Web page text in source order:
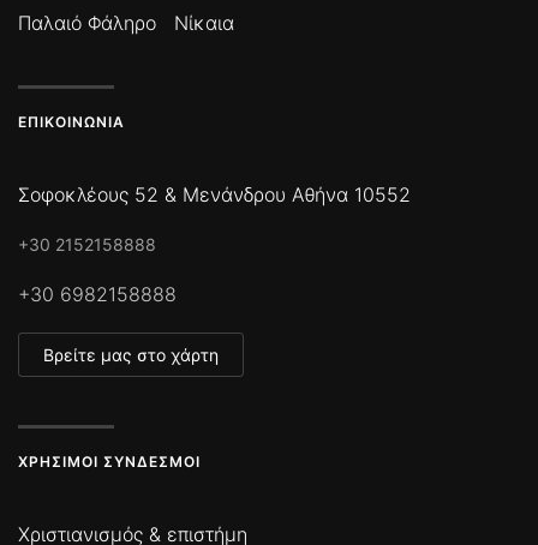
Παλαιό Φάληρο
Νίκαια
ΕΠΙΚΟΙΝΩΝΊΑ
Σοφοκλέους 52 & Μενάνδρου Αθήνα 10552
+30 2152158888
+30 6982158888
Βρείτε μας στο χάρτη
ΧΡΉΣΙΜΟΙ ΣΎΝΔΕΣΜΟΙ
Χριστιανισμός & επιστήμη